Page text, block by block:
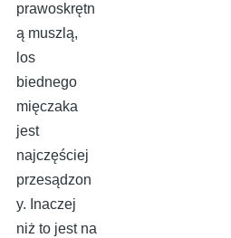
prawoskrętn
ą muszlą,
los
biednego
mięczaka
jest
najczęściej
przesądzon
y. Inaczej
niż to jest na